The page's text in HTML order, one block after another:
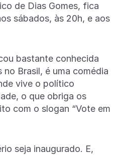
de Dias Gomes, fica
sábados, às 20h, e aos
bastante conhecida
Brasil, é uma comédia
vive o político
o que obriga os
com o slogan “Vote em
seja inaugurado. E,